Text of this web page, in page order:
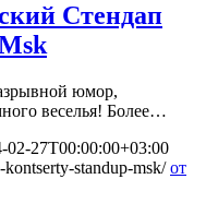
Стендап
юмор,
веселья! Более…
02-27T00:00:00+03:00
standup-msk/ от